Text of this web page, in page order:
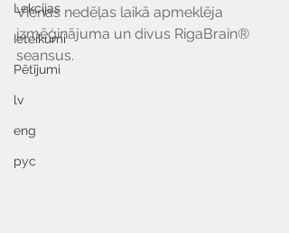
Lekcijas
Ieteikumi
Pētījumi
lv
eng
рус
Vienas nedēļas laikā apmeklēja
izmēģinājuma un divus RigaBrain®
seansus.